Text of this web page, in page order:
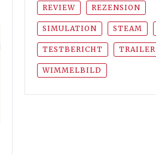
REVIEW REZENSION
SIMULATION STEAM
TESTBERICHT TRAILER
WIMMELBILD